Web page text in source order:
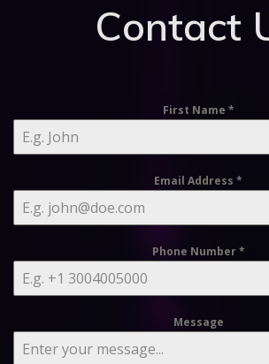
Contact
First Name *
Email Address *
Phone Number*
Message